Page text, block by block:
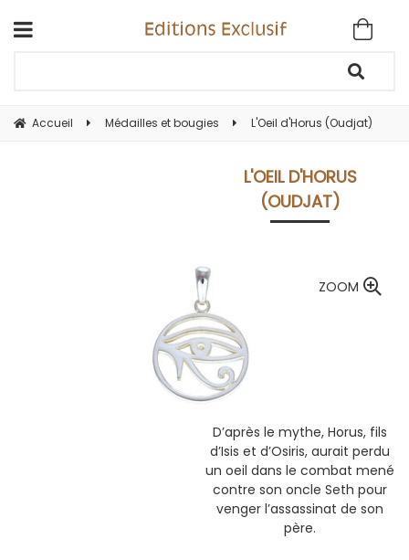
Accueil Médailles et bougies L'Oeil d'Horus (Oudjat)
L'OEIL D'HORUS
(OUDJAT)
ZOOM
D’après le mythe, Horus, fils
d’Isis et d’Osiris, aurait perdu
un oeil dans le combat mené
contre son oncle Seth pour
venger l’assassinat de son
père.